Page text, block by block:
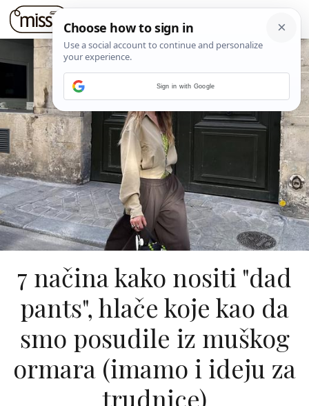
7 načina kako nositi "dad
pants", hlače koje kao da
smo posudile iz muškog
ormara (imamo i ideju za
trudnice)
Sign in with Google